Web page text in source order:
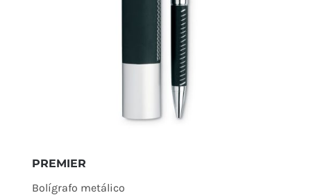
PREMIER
Bolígrafo metálico